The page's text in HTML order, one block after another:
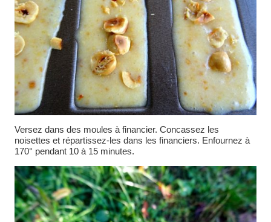
Versez dans des moules à financier. Concassez les
noisettes et répartissez-les dans les financiers. Enfournez à
170° pendant 10 à 15 minutes.